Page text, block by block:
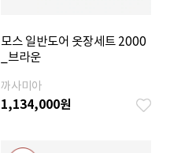
모스 일반도어 옷장세트 2000
_브라운
까사미아
1,134,000원